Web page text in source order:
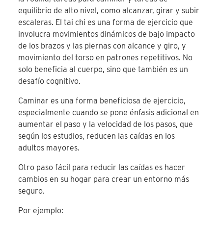
equilibrio de alto nivel, como alcanzar, girar y subir
escaleras. El tai chi es una forma de ejercicio que
involucra movimientos dinámicos de bajo impacto
de los brazos y las piernas con alcance y giro, y
movimiento del torso en patrones repetitivos. No
solo beneficia al cuerpo, sino que también es un
desafío cognitivo.
Caminar es una forma beneficiosa de ejercicio,
especialmente cuando se pone énfasis adicional en
aumentar el paso y la velocidad de los pasos, que
según los estudios, reducen las caídas en los
adultos mayores.
Otro paso fácil para reducir las caídas es hacer
cambios en su hogar para crear un entorno más
seguro.
Por ejemplo: